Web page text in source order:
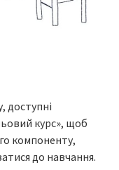
доступні
курс», щоб
компоненту,
до навчання.